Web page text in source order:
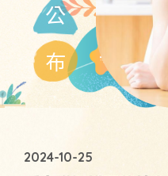
公
布
2024-10-25